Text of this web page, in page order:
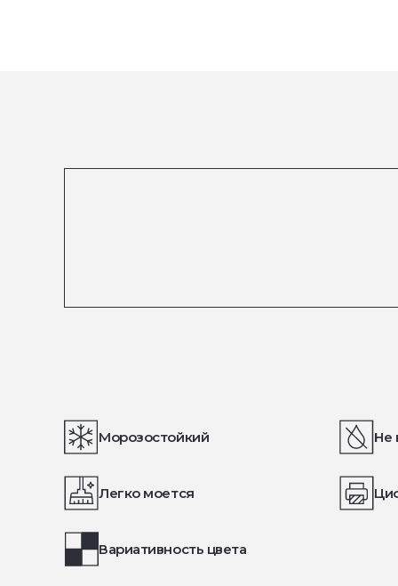
Морозостойкий Не
Легко моется
Вариативность цвета